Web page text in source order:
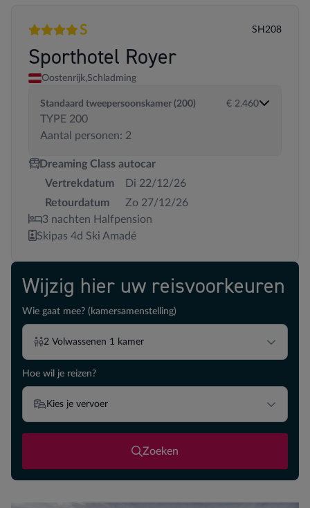
4 sterrenSuperior
S SH208
Sporthotel Royer
Oostenrijk,Schladming
Standaard tweepersoonskamer (200)
TYPE 200
Aantal personen: 2
€ 2.460
Dreaming Class autocar
Vertrekdatum
Di 22/12/26
Retourdatum
Zo 27/12/26
3 nachten Halfpension
Skipas 4d Ski Amadé
Wijzig hier uw reisvoorkeuren
Wie gaat mee? (kamersamenstelling)
2 Volwassenen 1 kamer
Hoe wil je reizen?
Kies je vervoer
Zoeken